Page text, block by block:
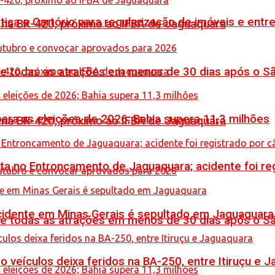
e Cartório para regularização de imóveis e
BR-420, próximo ao IFBA de Jaguaquara
todas as atrações em menos de 30 dias após o
BR-420, próximo ao IFBA de Jaguaquara
todas as atrações em menos de 30 dias após o
as eleições de 2026; Bahia supera 11,3 milhões
no Entroncamento de Jaguaquara; acidente foi
em Minas Gerais é sepultado em Jaguaquara
veículos deixa feridos na BA-250, entre Itiruçu e